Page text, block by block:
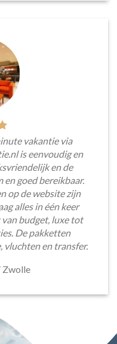
vakantie via
is eenvoudig en
en de
en goed bereikbaar.
op de website zijn
alles in één keer
budget, luxe tot
De pakketten
vluchten en transfer.
Zwolle